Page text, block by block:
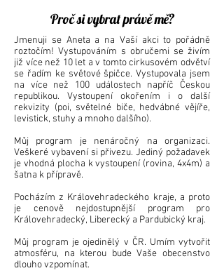
Proč si vybrat právě mě?
Jmenuji se Aneta a na Vaší akci to pořádně
roztočím! Vystupováním s obručemi se živím
již více než 10 let a v tomto cirkusovém odvětví
se řadím ke světové špičce. Vystupovala jsem
na více než 100 událostech napříč Českou
republikou. Vystoupení okořením i o další
rekvizity (poi, světelné biče, hedvábné vějíře,
levistick, stuhy a mnoho dalšího).
Můj program je nenáročný na organizaci.
Veškeré vybavení si přivezu. Jediný požadavek
je vhodná plocha k vystoupení (rovina, 4x4m) a
šatna k přípravě.
Pocházím z Královehradeckého kraje, a proto
je cenově nejdostupnější program pro
Královehradecký, Liberecký a Pardubický kraj.
Můj program je ojedinělý v ČR. Umím vytvořit
atmosféru, na kterou bude Vaše obecenstvo
dlouho vzpomínat.